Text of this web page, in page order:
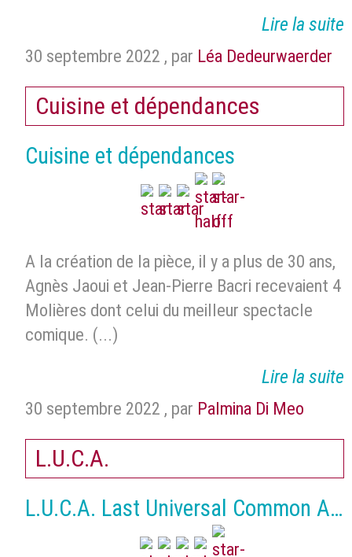
Lire la suite
30 septembre 2022 , par Léa Dedeurwaerder
Cuisine et dépendances
Cuisine et dépendances
A la création de la pièce, il y a plus de 30 ans,
Agnès Jaoui et Jean-Pierre Bacri recevaient 4
Molières dont celui du meilleur spectacle
comique. (...)
Lire la suite
30 septembre 2022 , par Palmina Di Meo
L.U.C.A.
L.U.C.A. Last Universal Common